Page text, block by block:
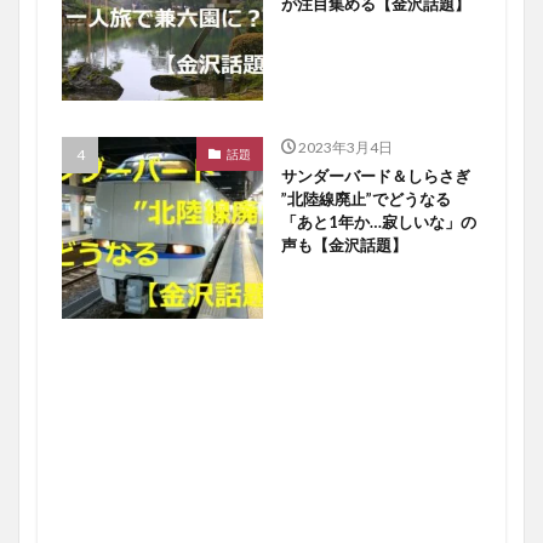
が注目集める【金沢話題】
話題 2023年3月4日
サンダーバード＆しらさぎ
”北陸線廃止”でどうなる
「あと1年か…寂しいな」の
声も【金沢話題】